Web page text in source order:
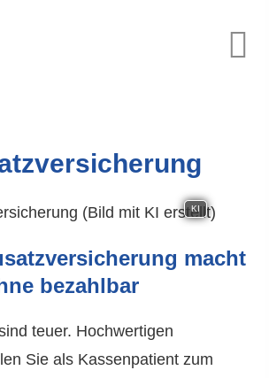
KI
macht
bezahlbar
teuer. Hochwertigen
Sie als Kassenpatient zum